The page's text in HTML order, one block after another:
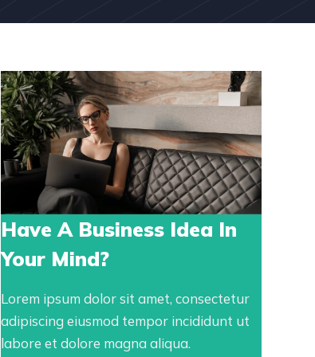
Have A Business Idea In
Your Mind?
Lorem ipsum dolor sit amet, consectetur
adipiscing eiusmod tempor incididunt ut
labore et dolore magna aliqua.